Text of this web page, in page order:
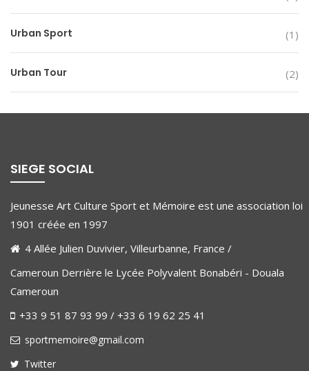
Urban Sport (1)
Urban Tour (2)
SIEGE SOCIAL
Jeunesse Art Culture Sport et Mémoire est une association loi
1901 créée en 1997
4 Allée Julien Duvivier, Villeurbanne, France /
Cameroun Derrière le Lycée Polyvalent Bonabéri - Douala
Cameroun
+33 9 51 87 93 99 / +33 6 19 62 25 41
sportmemoire@gmail.com
Twitter